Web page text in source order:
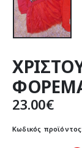
23.00€
Κωδικός προϊόντος: